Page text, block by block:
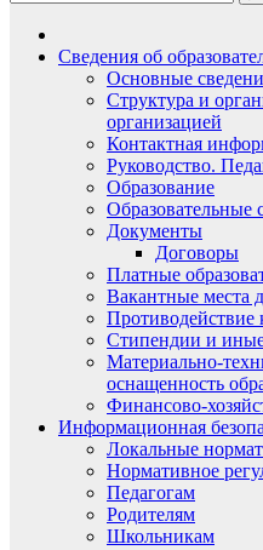
Сведения об
Основные
Структура и
организацией
Контактная
Руководство.
Образование
Образовательные
Документы
Договоры
Платные
Вакантные места
Противодействие
Стипендии и
Материально-
оснащенность
Финансово-
Информационная
Локальные
Нормативное
Педагогам
Родителям
Школьникам